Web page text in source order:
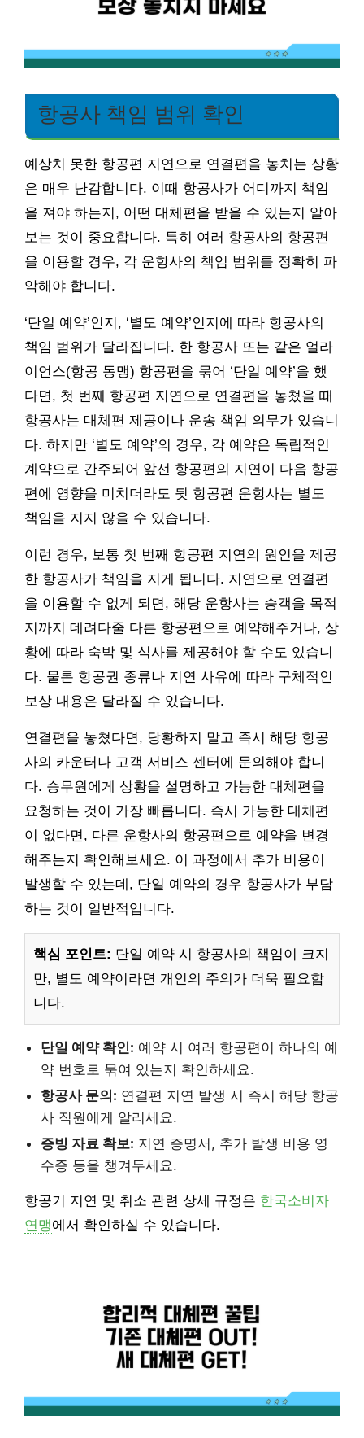
항공사 책임 범위 확인
예상치 못한 항공편 지연으로 연결편을 놓치는 상황
은 매우 난감합니다. 이때 항공사가 어디까지 책임
을 져야 하는지, 어떤 대체편을 받을 수 있는지 알아
보는 것이 중요합니다. 특히 여러 항공사의 항공편
을 이용할 경우, 각 운항사의 책임 범위를 정확히 파
악해야 합니다.
‘단일 예약’인지, ‘별도 예약’인지에 따라 항공사의
책임 범위가 달라집니다. 한 항공사 또는 같은 얼라
이언스(항공 동맹) 항공편을 묶어 ‘단일 예약’을 했
다면, 첫 번째 항공편 지연으로 연결편을 놓쳤을 때
항공사는 대체편 제공이나 운송 책임 의무가 있습니
다. 하지만 ‘별도 예약’의 경우, 각 예약은 독립적인
계약으로 간주되어 앞선 항공편의 지연이 다음 항공
편에 영향을 미치더라도 뒷 항공편 운항사는 별도
책임을 지지 않을 수 있습니다.
이런 경우, 보통 첫 번째 항공편 지연의 원인을 제공
한 항공사가 책임을 지게 됩니다. 지연으로 연결편
을 이용할 수 없게 되면, 해당 운항사는 승객을 목적
지까지 데려다줄 다른 항공편으로 예약해주거나, 상
황에 따라 숙박 및 식사를 제공해야 할 수도 있습니
다. 물론 항공권 종류나 지연 사유에 따라 구체적인
보상 내용은 달라질 수 있습니다.
연결편을 놓쳤다면, 당황하지 말고 즉시 해당 항공
사의 카운터나 고객 서비스 센터에 문의해야 합니
다. 승무원에게 상황을 설명하고 가능한 대체편을
요청하는 것이 가장 빠릅니다. 즉시 가능한 대체편
이 없다면, 다른 운항사의 항공편으로 예약을 변경
해주는지 확인해보세요. 이 과정에서 추가 비용이
발생할 수 있는데, 단일 예약의 경우 항공사가 부담
하는 것이 일반적입니다.
핵심 포인트: 단일 예약 시 항공사의 책임이 크지
만, 별도 예약이라면 개인의 주의가 더욱 필요합
니다.
단일 예약 확인: 예약 시 여러 항공편이 하나의 예
약 번호로 묶여 있는지 확인하세요.
항공사 문의: 연결편 지연 발생 시 즉시 해당 항공
사 직원에게 알리세요.
증빙 자료 확보: 지연 증명서, 추가 발생 비용 영
수증 등을 챙겨두세요.
항공기 지연 및 취소 관련 상세 규정은 한국소비자
연맹에서 확인하실 수 있습니다.